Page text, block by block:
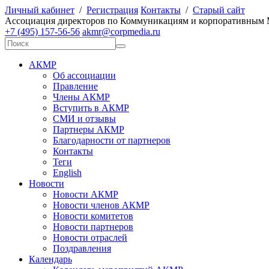
Личный кабинет / Регистрация Контакты / Старый сайт
Ассоциация директоров по Коммуникациям и корпоративным
+7 (495) 157-56-56 akmr@corpmedia.ru
АКМР
Об ассоциации
Правление
Члены АКМР
Вступить в АКМР
СМИ и отзывы
Партнеры АКМР
Благодарности от партнеров
Контакты
Теги
English
Новости
Новости АКМР
Новости членов АКМР
Новости комитетов
Новости партнеров
Новости отраслей
Поздравления
Календарь